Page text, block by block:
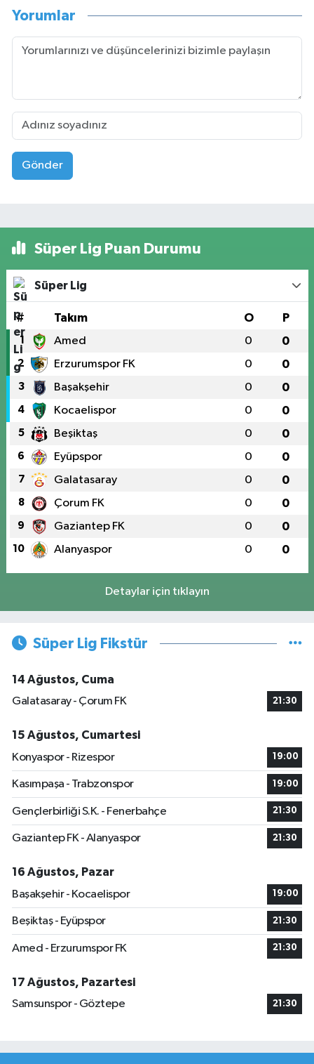
Yorumlar
Gönder
Süper Lig Puan Durumu
Süper Lig
# Takım O P
1 Amed 0 0
2 Erzurumspor FK 0 0
3 Başakşehir 0 0
4 Kocaelispor 0 0
5 Beşiktaş 0 0
6 Eyüpspor 0 0
7 Galatasaray 0 0
8 Çorum FK 0 0
9 Gaziantep FK 0 0
10 Alanyaspor 0 0
Detaylar için tıklayın
Süper Lig Fikstür
14 Ağustos, Cuma
Galatasaray - Çorum FK
21:30
15 Ağustos, Cumartesi
Konyaspor - Rizespor
19:00
Kasımpaşa - Trabzonspor 19:00
Gençlerbirliği S.K. - Fenerbahçe 21:30
Gaziantep FK - Alanyaspor 21:30
16 Ağustos, Pazar
Başakşehir - Kocaelispor
19:00
Beşiktaş - Eyüpspor 21:30
Amed - Erzurumspor FK 21:30
17 Ağustos, Pazartesi
Samsunspor - Göztepe
21:30